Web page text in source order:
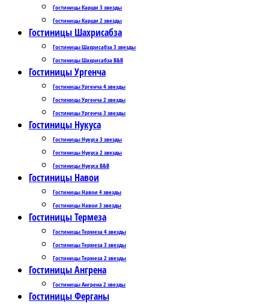
Гостиницы Карши 3 звезды
Гостиницы Карши 2 звезды
Гостиницы Шахрисабза
Гостиницы Шахрисабза 3 звезды
Гостиницы Шахрисабза B&B
Гостиницы Ургенча
Гостиницы Ургенча 4 звезды
Гостиницы Ургенча 2 звезды
Гостиницы Ургенча 3 звезды
Гостиницы Нукуса
Гостиницы Нукуса 3 звезды
Гостиницы Нукуса 2 звезды
Гостиницы Нукуса B&B
Гостиницы Навои
Гостиницы Навои 4 звезды
Гостиницы Навои 3 звезды
Гостиницы Термеза
Гостиницы Термеза 4 звезды
Гостиницы Термеза 3 звезды
Гостиницы Термеза 2 звезды
Гостиницы Ангрена
Гостиницы Ангрена 2 звезды
Гостиницы Ферганы